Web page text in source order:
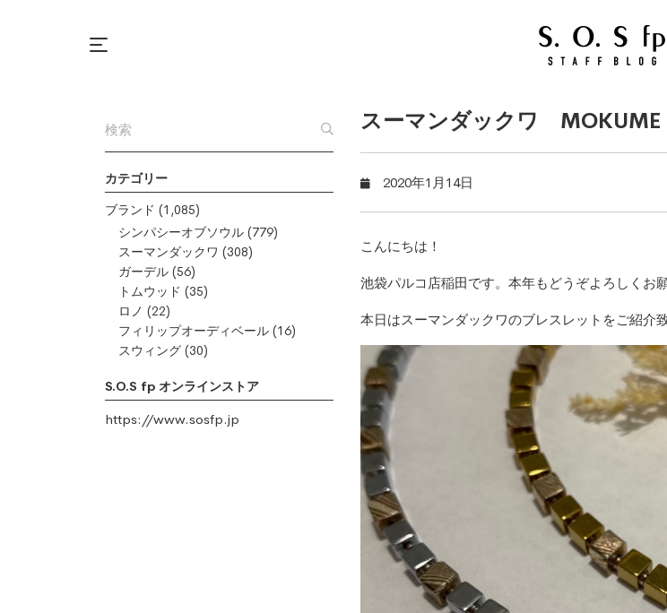
カテゴリー
ブランド (1,085)
シンパシーオブソウル (779)
スーマンダックワ (308)
ガーデル (56)
トムウッド (35)
ロノ (22)
フィリップオーディベール (16)
スウィング (30)
S.O.S fp オンラインストア
https://www.sosfp.jp
スーマンダックワ
2020年1月14日
こんにちは！
池袋パルコ店稲田です。本年もどうぞよろしくお
本日はスーマンダックワのブレスレットをご紹介致